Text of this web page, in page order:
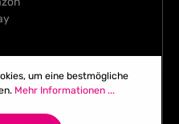
um eine bestmögliche
Mehr Informationen ...